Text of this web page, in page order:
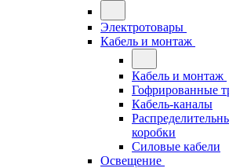
Электротовары
Кабель и монтаж
Кабель и монтаж
Гофрированные
Кабель-каналы
коробки
Силовые кабели
Освещение